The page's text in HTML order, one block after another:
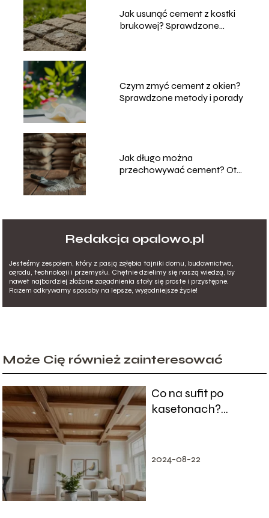
Jak usunąć cement z kostki
brukowej? Sprawdzone
Czym zmyć cement z okien?
Sprawdzone metody i porady
Jak długo można
przechowywać cement? Oto
Redakcja opalowo.pl
Jesteśmy zespołem, który z pasją zgłębia tajniki domu, budownictwa,
ogrodu, technologii i przemysłu. Chętnie dzielimy się naszą wiedzą, by
nawet najbardziej złożone zagadnienia stały się proste i przystępne.
Razem odkrywamy sposoby na lepsze, wygodniejsze życie!
Może Cię również zainteresować
Co na sufit po
kasetonach?
wnętrza
2024-08-22